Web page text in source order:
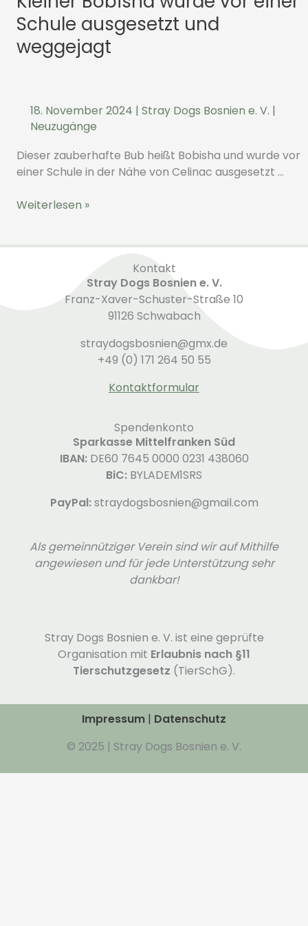
Schule ausgesetzt und
weggejagt
18. November 2024 | Stray Dogs Bosnien e. V. |
Neuzugänge
Dieser zauberhafte Bub heißt Bobisha und wurde vor
einer Schule in der Nähe von Celinac ausgesetzt …
vor
einer
Schule
Weiterlesen »
Kontakt
Stray Dogs Bosnien e. V.
Franz-Xaver-Schuster-Straße 10
91126 Schwabach
straydogsbosnien@gmx.de
+49 (0) 171 264 50 55
Kontaktformular
Spendenkonto
Sparkasse Mittelfranken Süd
IBAN: DE60 7645 0000 0231 438060
BiC: BYLADEM1SRS
PayPal:straydogsbosnien@gmail.com
Als gemeinnütziger Verein sind wir auf Mithilfe
angewiesen und für jede Unterstützung sehr
dankbar!
Stray Dogs Bosnien e. V. ist eine geprüfte
Organisation mit Erlaubnis nach §11
Tierschutzgesetz (TierSchG).
Impressum | Datenschutz
© 2025 | Stray Dogs Bosnien e. V.